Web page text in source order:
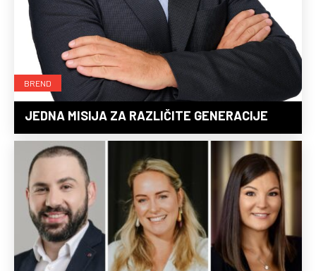
BREND
JEDNA MISIJA ZA RAZLIČITE GENERACIJE